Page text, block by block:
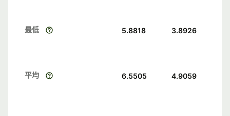
最低 5.8818 3.8926
平均 6.5505 4.9059